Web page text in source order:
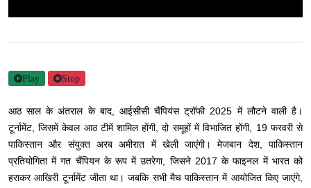
Play Stop
आठ साल के अंतराल के बाद, आईसीसी चैंपियंस ट्रॉफी 2025 में लौटने वाली है।
टूर्नामेंट, जिसमें केवल आठ टीमें शामिल होंगी, दो समूहों में विभाजित होंगी, 19 फरवरी से
पाकिस्तान और संयुक्त अरब अमीरात में खेली जाएंगी। मेजबान देश, पाकिस्तान
प्रतियोगिता में गत चैंपियन के रूप में उतरेगा, जिसने 2017 के फाइनल में भारत को
हराकर आखिरी टूर्नामेंट जीता था। जबकि सभी मैच पाकिस्तान में आयोजित किए जाएंगे,